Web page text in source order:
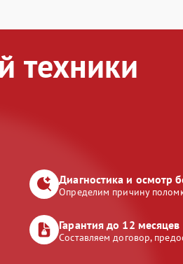
техники
Диагностика и осмотр
Определим причину
Гарантия до 12 месяцев
Составляем договор,